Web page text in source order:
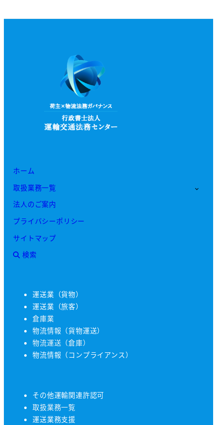
ホーム
取扱業務一覧
法人のご案内
プライバシーポリシー
サイトマップ
検索
運送業（貨物）
運送業（旅客）
倉庫業
物流情報（貨物運送）
物流運送（倉庫）
物流情報（コンプライアンス）
その他運輸関連許認可
取扱業務一覧
運送業務支援